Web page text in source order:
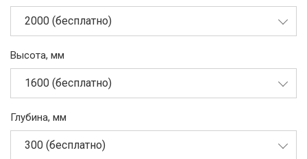
2000 (бесплатно)
Высота, мм
1600 (бесплатно)
Глубина, мм
300 (бесплатно)